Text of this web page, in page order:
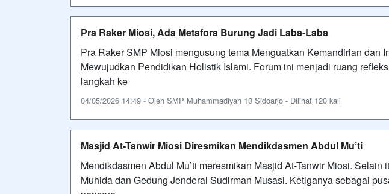
Pra Raker Miosi, Ada Metafora Burung Jadi Laba-Laba
Pra Raker SMP Miosi mengusung tema Menguatkan Kemandirian dan
Mewujudkan Pendidikan Holistik Islami. Forum ini menjadi ruang
langkah ke
04/05/2026 14:49 - Oleh SMP Muhammadiyah 10 Sidoarjo - Dilihat 120 kali
Masjid At-Tanwir Miosi Diresmikan Mendikdasmen Abdul Mu’ti
Mendikdasmen Abdul Mu’ti meresmikan Masjid At-Tanwir Miosi. Selain
Muhida dan Gedung Jenderal Sudirman Musasi. Ketiganya sebagai